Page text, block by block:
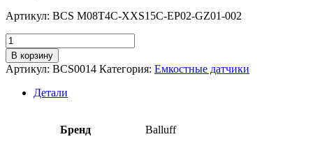
Артикул: BCS M08T4C-XXS15C-EP02-GZ01-002
Количество
товара
Емкостной
датчик
Balluff
В корзину
Артикул: BCS0014 Категория: Емкостные датчики
Детали
Бренд Balluff